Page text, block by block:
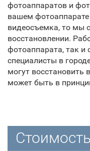
фотоаппаратов и
вашем
видеосъемка, то мы
восстановлении.
фотоаппарата, так
специалисты в
могут восстановить
может быть в